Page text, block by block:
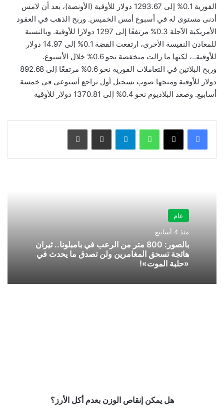
الفورية 0.1% إلى 1293.67 دولار للأوقية (الأونصة)، بعد أن لامس
أدنى مستوى له في أسبوع أمس الخميس. وربح الذهب في العقود
الأمريكية الآجلة 0.3% مرتفعًا إلى 1297 دولارا للأوقية. وبالنسبة
للمعادن النفيسة الأخرى، ارتفعت الفضة 0.1% إلى 14.97 دولار
للأوقية..، لكنها ما زالت منخفضة نحو 0.6% خلال الأسبوع.
وربح البلاتين في التعاملات الفورية نحو 0.6% مرتفعًا إلى 892.68
دولار للأوقية ومتجها صوب تسجيل أول تراجع أسبوعي في خمسة
أسابيع. وصعد البلاديوم نحو 0.4% إلى 1370.81 دولار للأوقية
واتساب تيلقرام مشاركة عبر البريد طباعة
عام
منذ 4 أسابيع
بالصور: 800 متر من الرعب في بامبلونا.. ثيران
هائجة تسحق المغامرين ولن تصدق ما يحدث في
«حلبة الموت»!
هل يمكن إنقاص الوزن بعدم أكل الأرز؟